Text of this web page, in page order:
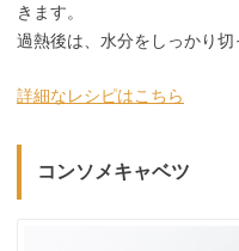
きます。
過熱後は、水分をしっかり切
詳細なレシピはこちら
コンソメキャベツ